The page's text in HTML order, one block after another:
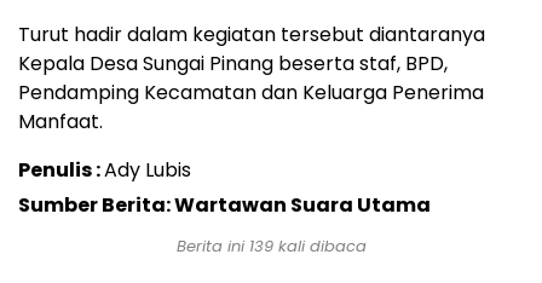
Turut hadir dalam kegiatan tersebut diantaranya
Kepala Desa Sungai Pinang beserta staf, BPD,
Pendamping Kecamatan dan Keluarga Penerima
Manfaat.
Penulis :Ady Lubis
Sumber Berita: Wartawan Suara Utama
Berita ini 139kali dibaca